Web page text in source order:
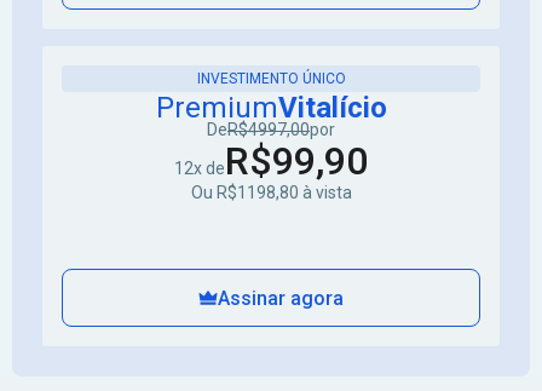
INVESTIMENTO ÚNICO
PremiumVitalício
DeR$4997,00por
12x deR$99,90
Ou R$1198,80 à vista
Assinar agora